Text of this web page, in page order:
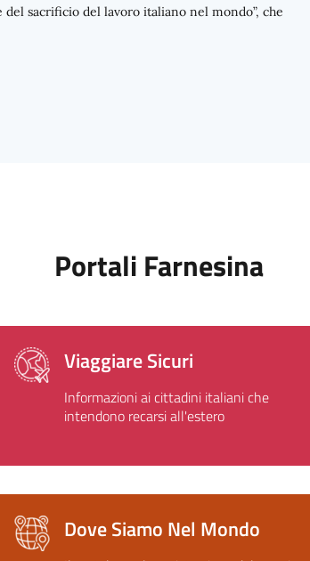
del sacrificio del lavoro italiano nel mondo”, che
Portali Farnesina
Viaggiare Sicuri
Informazioni ai cittadini italiani che
intendono recarsi all'estero
Dove Siamo Nel Mondo